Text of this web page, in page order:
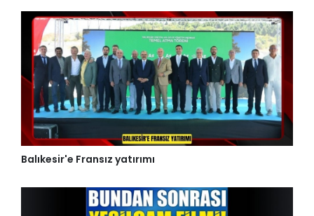
Balıkesir'e Fransız yatırımı